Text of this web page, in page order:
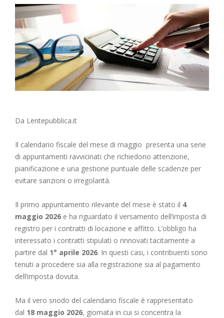
Da Lentepubblica.it
Il calendario fiscale del mese di maggio presenta una serie
di appuntamenti ravvicinati che richiedono attenzione,
pianificazione e una gestione puntuale delle scadenze per
evitare sanzioni o irregolarità.
Il primo appuntamento rilevante del mese è stato il 4
maggio 2026 e ha riguardato il versamento dell’imposta di
registro per i contratti di locazione e affitto. L’obbligo ha
interessato i contratti stipulati o rinnovati tacitamente a
partire dal 1° aprile 2026. In questi casi, i contribuenti sono
tenuti a procedere sia alla registrazione sia al pagamento
dell’imposta dovuta.
Ma il vero snodo del calendario fiscale è rappresentato
dal 18 maggio 2026, giornata in cui si concentra la